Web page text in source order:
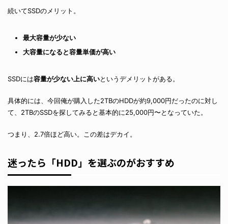
続いてSSDのメリット。
最大容量が少ない
大容量になると容量単価が高い
SSDには容量が少ない上に高いというデメリットがある。
具体的には、今回俺が購入した2TBのHDDが約9,000円だったのに対し
て、2TBのSSDを探してみると基本的に25,000円〜となっていた。
つまり、2.7倍ほど高い。この差はデカイ。
迷ったら「HDD」を選ぶのがおすすめ